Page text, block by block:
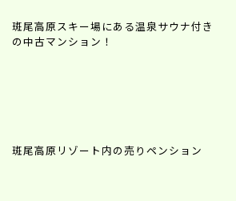
斑尾高原スキー場にある温泉サウナ付き
の中古マンション！
斑尾高原リゾート内の売りペンション